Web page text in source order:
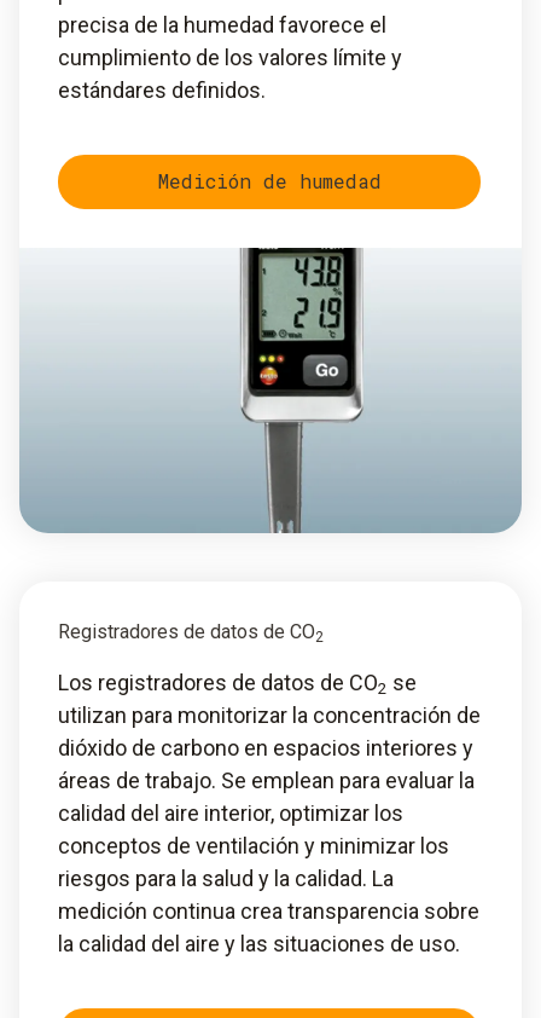
precisa de la humedad favorece el
cumplimiento de los valores límite y
estándares definidos.
Medición de humedad
Registradores de datos de CO2
Los registradores de datos de CO2 se
utilizan para monitorizar la concentración de
dióxido de carbono en espacios interiores y
áreas de trabajo. Se emplean para evaluar la
calidad del aire interior, optimizar los
conceptos de ventilación y minimizar los
riesgos para la salud y la calidad. La
medición continua crea transparencia sobre
la calidad del aire y las situaciones de uso.